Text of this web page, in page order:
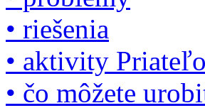
• riešenia
• aktivity
• čo môžete